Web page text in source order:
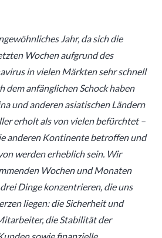
Jahr, da sich die
Wochen aufgrund des
in vielen Märkten sehr schnell
dem anfänglichen Schock haben
und anderen asiatischen Ländern
erholt als von vielen befürchtet –
anderen Kontinente betroffen und
werden erheblich sein. Wir
Wochen und Monaten
Dinge konzentrieren, die uns
liegen: die Sicherheit und
die Stabilität der